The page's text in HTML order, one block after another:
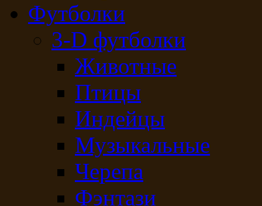
Футболки
3-D футболки
Животные
Птицы
Индейцы
Музыкальные
Черепа
Фэнтази